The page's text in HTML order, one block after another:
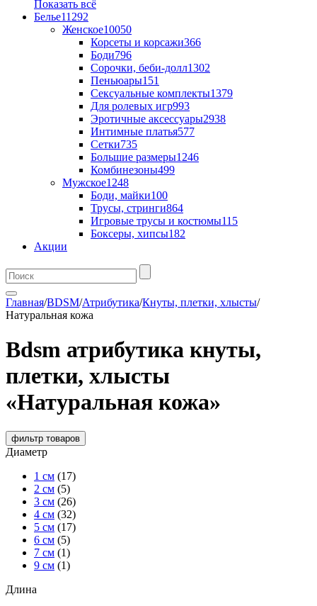
Показать всё
Белье11292
Женское10050
Корсеты и корсажи366
Боди796
Сорочки, беби-долл1302
Пеньюары151
Сексуальные комплекты1379
Для ролевых игр993
Эротичные аксессуары2938
Интимные платья577
Сетки735
Большие размеры1246
Комбинезоны499
Мужское1248
Боди, майки100
Трусы, стринги864
Игровые трусы и костюмы115
Боксеры, хипсы182
Акции
Главная/BDSM/Атрибутика/Кнуты, плетки, хлысты/
Натуральная кожа
Bdsm атрибутика кнуты,
плетки, хлысты
«Натуральная кожа»
фильтр товаров
Диаметр
1 см (17)
2 см (5)
3 см (26)
4 см (32)
5 см (17)
6 см (5)
7 см (1)
9 см (1)
Длина